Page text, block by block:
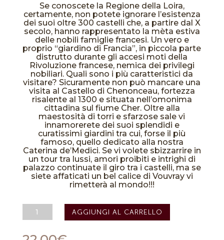
Se conoscete la Regione della Loira,
certamente, non potete ignorare l’esistenza
dei suoi oltre 300 castelli che, a partire dal X
secolo, hanno rappresentato la mèta estiva
delle nobili famiglie francesi. Un vero e
proprio “giardino di Francia”, in piccola parte
distrutto durante gli accesi moti della
Rivoluzione francese, nemica dei privilegi
nobiliari. Quali sono i più caratteristici da
visitare? Sicuramente non può mancare una
visita al Castello di Chenonceau, fortezza
risalente al 1300 e situata nell’omonima
cittadina sul fiume Cher. Oltre alla
maestosità di torri e sfarzose sale vi
innamorerete dei suoi splendidi e
curatissimi giardini tra cui, forse il più
famoso, quello dedicato alla nostra
Caterina de’Medici. Se vi volete sbizzarrire in
un tour tra lussi, amori proibiti e intrighi di
palazzo continuate il giro tra i castelli, ma se
siete affaticati un bel calice di Vouvray vi
rimetterà al mondo!!!
AOC
Vouvray
Val
AGGIUNGI AL CARRELLO